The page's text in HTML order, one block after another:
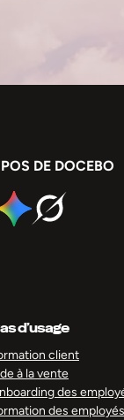
DE DOCEBO
d’usage
client
à la vente
des
des employés